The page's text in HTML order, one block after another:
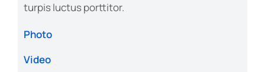
turpis luctus porttitor.
Photo
Video